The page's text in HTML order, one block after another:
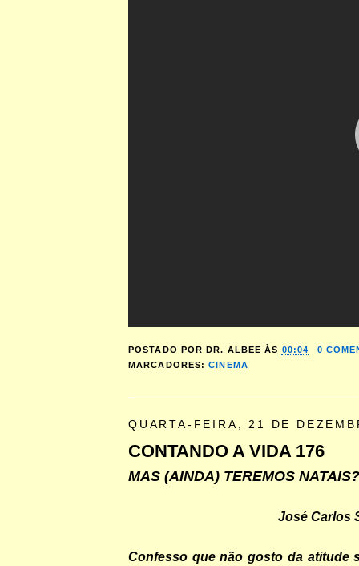
POSTADO POR DR. ALBEE ÀS 00:04
0
MARCADORES:CINEMA
QUARTA-FEIRA, 21 DE
CONTANDO A VIDA 176
MAS (AINDA) TEREMOS NATAIS?
José Carlos
Confesso que não gosto da atitude